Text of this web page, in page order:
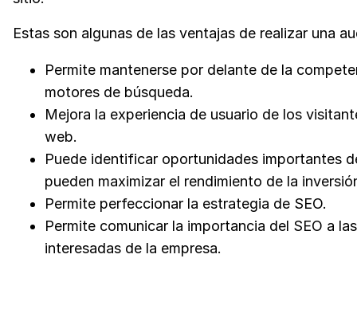
Estas son algunas de las ventajas de realizar una
Permite mantenerse por delante de la
motores de búsqueda.
Mejora la experiencia de usuario de los
web.
Puede identificar oportunidades importantes
pueden maximizar el rendimiento de la
Permite perfeccionar la estrategia de SEO.
Permite comunicar la importancia del SEO a
interesadas de la empresa.